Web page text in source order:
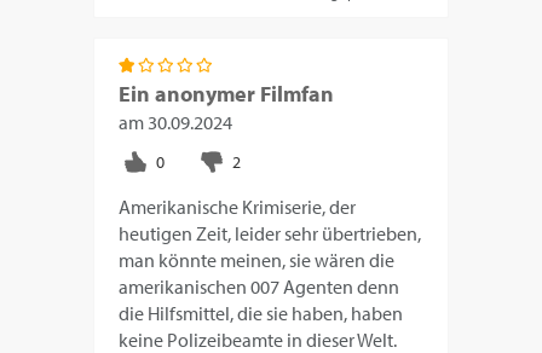
Ein anonymer Filmfan
am 30.09.2024
Amerikanische Krimiserie, der
heutigen Zeit, leider sehr übertrieben,
man könnte meinen, sie wären die
amerikanischen 007 Agenten denn
die Hilfsmittel, die sie haben, haben
keine Polizeibeamte in dieser Welt.